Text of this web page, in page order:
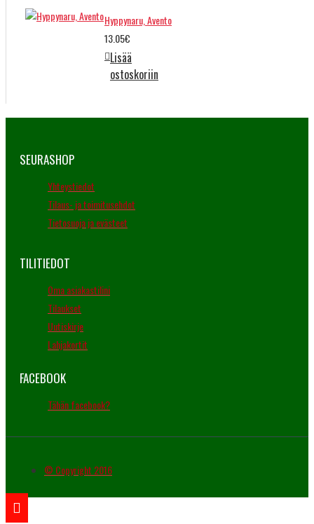
Hyppynaru, Avento
13.05€
Lisää
ostoskoriin
SEURASHOP
Yhteystiedot
Tilaus- ja toimitusehdot
Tietosuoja ja evästeet
TILITIEDOT
Oma asiakastilini
Tilaukset
Uutiskirje
Lahjakortit
FACEBOOK
Tähän facebook?
© Copyright 2016